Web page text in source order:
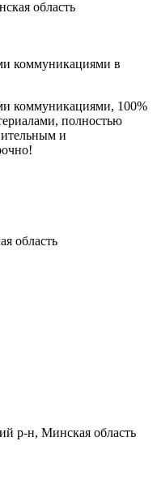
область
коммуникациями в
коммуникациями, 100%
полностью
и
область
р-н, Минская область